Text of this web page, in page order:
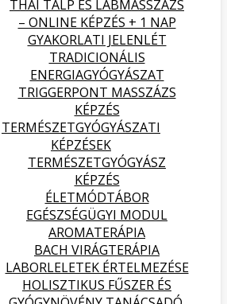
THAI TALP ÉS LÁBMASSZÁZS
– ONLINE KÉPZÉS + 1 NAP
GYAKORLATI JELENLÉT
TRADICIONÁLIS
ENERGIAGYÓGYÁSZAT
TRIGGERPONT MASSZÁZS
KÉPZÉS
TERMÉSZETGYÓGYÁSZATI
KÉPZÉSEK
TERMÉSZETGYÓGYÁSZ
KÉPZÉS
ÉLETMÓDTÁBOR
EGÉSZSÉGÜGYI MODUL
AROMATERÁPIA
BACH VIRÁGTERÁPIA
LABORLELETEK ÉRTELMEZÉSE
HOLISZTIKUS FŰSZER ÉS